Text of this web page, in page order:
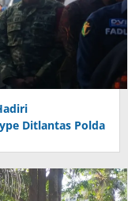
Ditlantas Polda